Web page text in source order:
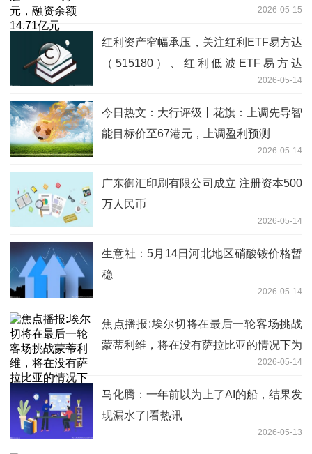
2026-05-15
红利资产窄幅承压，关注红利ETF易方达
（515180）、红利低波ETF易方达
2026-05-14
今日热文：大行评级丨花旗：上调先导智
能目标价至67港元，上调盈利预测
2026-05-14
广东御汇印刷有限公司成立 注册资本500
万人民币
2026-05-14
生意社：5月14日河北地区硝酸铵价格暂
稳
2026-05-14
焦点播报:埃尔切将在最后一轮客场挑战
蒙蒂利维，将在没有萨拉比亚的情况下为
2026-05-14
马化腾：一年前以为上了AI的船，结果发
现漏水了|看热讯
2026-05-13